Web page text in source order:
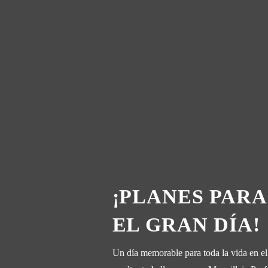
¡PLANES PARA
EL GRAN DÍA!
Un día memorable para toda la vida en